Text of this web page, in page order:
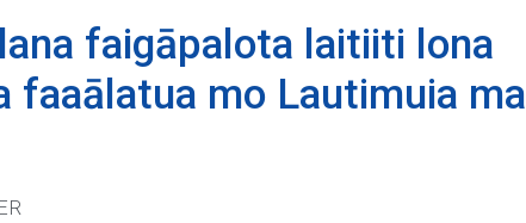
faigāpalota laitiiti lona
faaālatua mo Lautimuia ma